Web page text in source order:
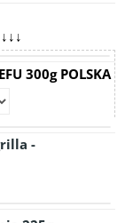
300g POLSKA
-